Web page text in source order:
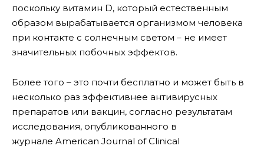
поскольку витамин D, который естественным
образом вырабатывается организмом человека
при контакте с солнечным светом – не имеет
значительных побочных эффектов.
Более того – это почти бесплатно и может быть в
несколько раз эффективнее антивирусных
препаратов или вакцин, согласно результатам
исследования, опубликованного в
журнале American Journal of Clinical